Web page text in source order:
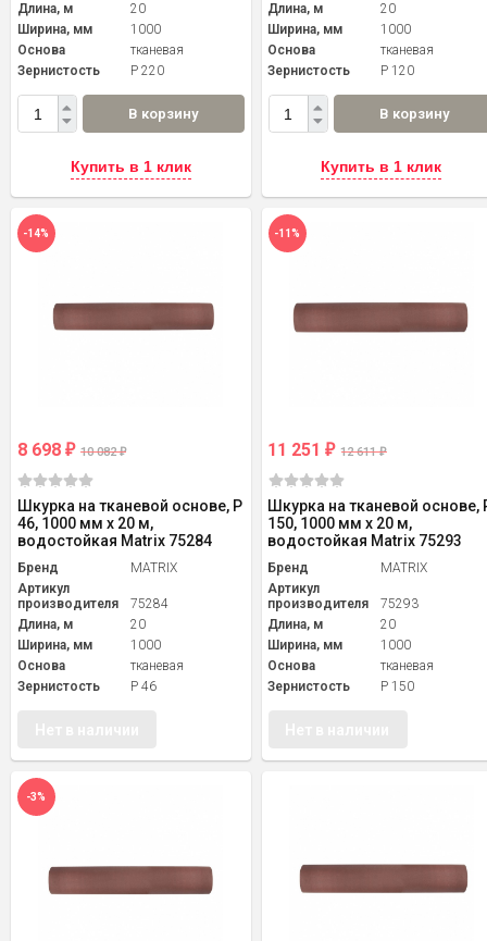
Длина, м
20
Ширина, мм
1000
Основа
тканевая
Зернистость
P 220
В корзину
Купить в 1 клик
Длина, м
20
Ширина, мм
1000
Основа
тканевая
Зернистость
P 120
В корзину
Купить в 1 клик
-14%
8 698 ₽ 10 082₽
Шкурка на тканевой основе, P
46, 1000 мм х 20 м,
водостойкая Matrix 75284
Бренд
MATRIX
Артикул
производителя
75284
Длина, м
20
Ширина, мм
1000
Основа
тканевая
Зернистость
P 46
-11%
11 251₽ 12 611₽
Шкурка на тканевой основе,
150, 1000 мм х 20 м,
водостойкая Matrix 75293
Бренд
MATRIX
Артикул
производителя
75293
Длина, м
20
Ширина, мм
1000
Основа
тканевая
Зернистость
P 150
-3%